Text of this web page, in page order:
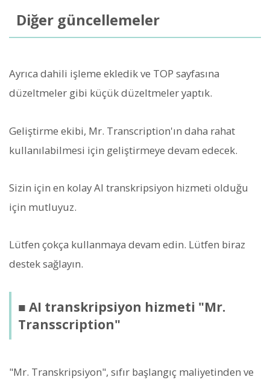
Diğer güncellemeler
Ayrıca dahili işleme ekledik ve TOP sayfasına
düzeltmeler gibi küçük düzeltmeler yaptık.
Geliştirme ekibi, Mr. Transcription'ın daha rahat
kullanılabilmesi için geliştirmeye devam edecek.
Sizin için en kolay AI transkripsiyon hizmeti olduğu
için mutluyuz.
Lütfen çokça kullanmaya devam edin. Lütfen biraz
destek sağlayın.
■ AI transkripsiyon hizmeti "Mr.
Transscription"
"Mr. Transkripsiyon", sıfır başlangıç maliyetinden ve